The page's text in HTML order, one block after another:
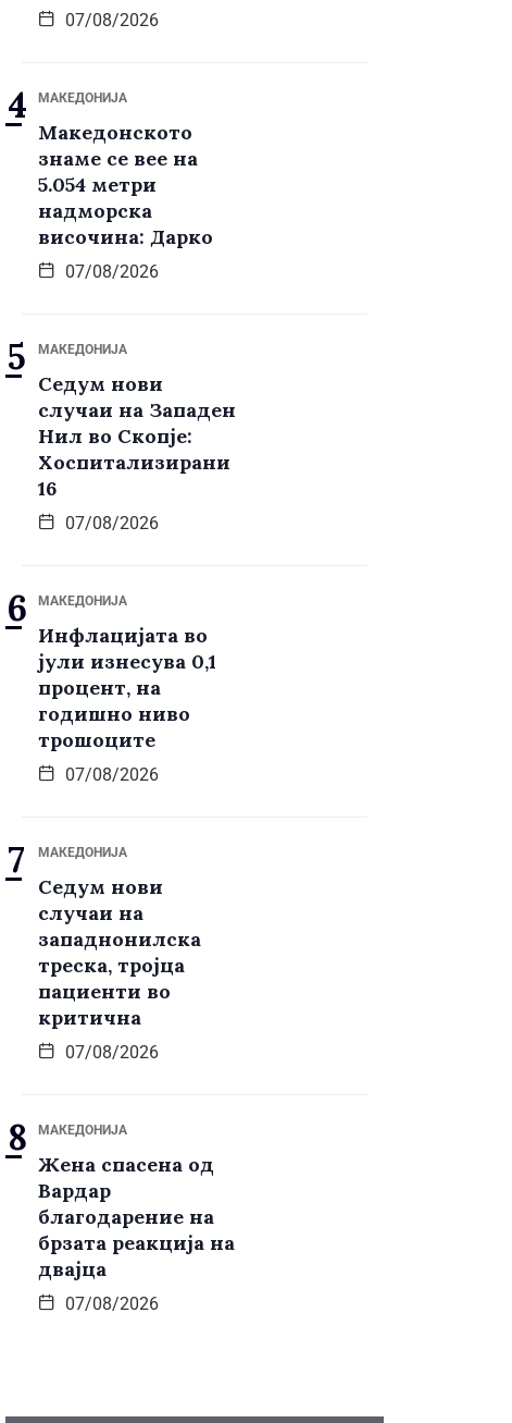
07/08/2026
МАКЕДОНИЈА
Македонското
знаме се вее на
5.054 метри
надморска
височина: Дарко
07/08/2026
МАКЕДОНИЈА
Седум нови
случаи на Западен
Нил во Скопје:
Хоспитализирани
16
07/08/2026
МАКЕДОНИЈА
Инфлацијата во
јули изнесува 0,1
процент, на
годишно ниво
трошоците
07/08/2026
МАКЕДОНИЈА
Седум нови
случаи на
западнонилска
треска, тројца
пациенти во
критична
07/08/2026
МАКЕДОНИЈА
Жена спасена од
Вардар
благодарение на
брзата реакција на
двајца
07/08/2026